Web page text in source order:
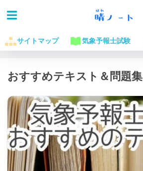
サイトマップ 気象予報士試験
ホーム
おすすめテキスト＆問題集